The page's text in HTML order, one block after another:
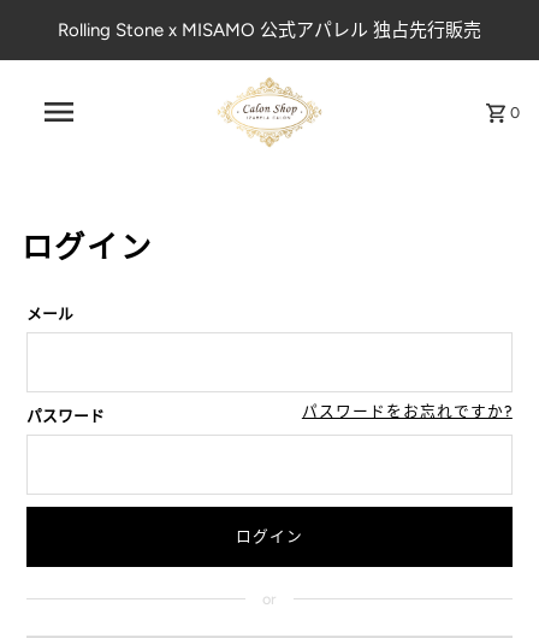
Rolling Stone x MISAMO 公式アパレル 独占先行販売
0
ログイン
メール
パスワード パスワードをお忘れですか?